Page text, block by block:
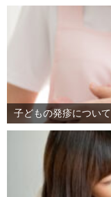
子どもの発疹について